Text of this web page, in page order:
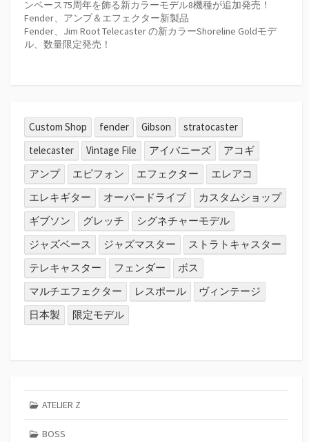
ンベース75周年を飾る新カラーモデル8機種が追加発売！
Fender、アンプ＆エフェクター新製品
Fender、Jim Root Telecaster の新カラーShoreline Goldモデ
ル、数量限定発売！
Custom Shop fender Gibson
stratocaster
telecaster
Vintage File アイバニーズ
アコギ
アンプ
エピフォン エフェクター
エレアコ
エレキギター
オーバードライブ
カスタムショップ
ギブソン
グレッチ
シグネチャーモデル
ジャズベース
ジャズマスター
ストラトキャスター
テレキャスター
フェンダー
ボス
マルチエフェクター
レスポール
ヴィンテージ
日本製
限定モデル
ATELIER Z
BOSS